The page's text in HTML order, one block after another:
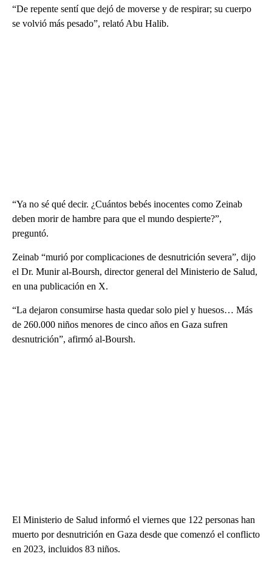
“De repente sentí que dejó de moverse y de respirar; su cuerpo
se volvió más pesado”, relató Abu Halib.
“Ya no sé qué decir. ¿Cuántos bebés inocentes como Zeinab
deben morir de hambre para que el mundo despierte?”,
preguntó.
Zeinab “murió por complicaciones de desnutrición severa”, dijo
el Dr. Munir al-Boursh, director general del Ministerio de Salud,
en una publicación en X.
“La dejaron consumirse hasta quedar solo piel y huesos… Más
de 260.000 niños menores de cinco años en Gaza sufren
desnutrición”, afirmó al-Boursh.
El Ministerio de Salud informó el viernes que 122 personas han
muerto por desnutrición en Gaza desde que comenzó el conflicto
en 2023, incluidos 83 niños.